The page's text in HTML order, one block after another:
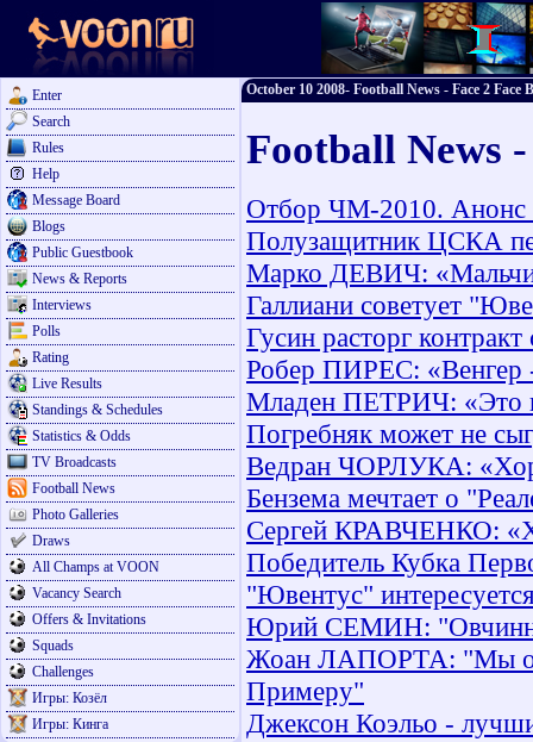
Enter
Search
Rules
Help
Message Board
Blogs
Public Guestbook
News & Reports
Interviews
Polls
Rating
Live Results
Standings & Schedules
Statistics & Odds
TV Broadcasts
Football News
Photo Galleries
Draws
All Champs at VOON
Vacancy Search
Offers & Invitations
Squads
Challenges
Игры: Козёл
Игры: Кинга
October 10 2008- Football News - Face 2 Face
Football News
Отбор ЧМ-2010. Анонс
Полузащитник ЦСКА
Марко ДЕВИЧ:
Галлиани советует
Гусин расторг
Робер ПИРЕС: «Венгер
Младен ПЕТРИЧ: «Это
Погребняк может не
Ведран ЧОРЛУКА:
Бензема мечтает о
Сергей КРАВЧЕНКО:
Победитель Кубка
"Ювентус"
Юрий СЕМИН:
Жоан ЛАПОРТА: "Мы
Примеру"
Джексон Коэльо -